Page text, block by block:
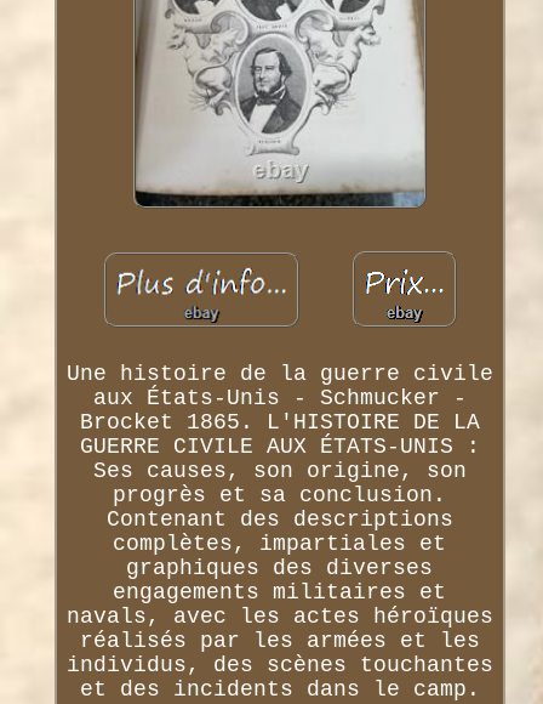
Une histoire de la guerre civile
aux États-Unis - Schmucker -
Brocket 1865. L'HISTOIRE DE LA
GUERRE CIVILE AUX ÉTATS-UNIS :
Ses causes, son origine, son
progrès et sa conclusion.
Contenant des descriptions
complètes, impartiales et
graphiques des diverses
engagements militaires et
navals, avec les actes héroïques
réalisés par les armées et les
individus, des scènes touchantes
et des incidents dans le camp.